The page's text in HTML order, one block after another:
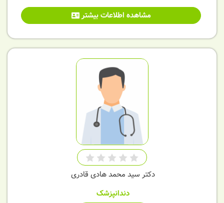
مشاهده اطلاعات بیشتر
دکتر سید محمد هادی قادری
دندانپزشک